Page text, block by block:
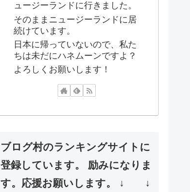
ュージーランドに行きました。
そのままニュージーランドに居
続けています。
日本に帰っていないので、私た
ちは未だにハネムーンですよ？
よろしくお願いします！
ブログ村のランキングサイトに
登録しています。 励みになりま
す。応援お願いします。 ↓ ↓